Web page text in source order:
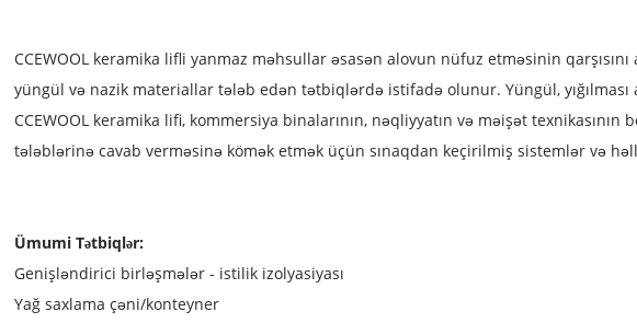
CCEWOOL keramika lifli yanmaz məhsullar əsasən alovun nüfuz etməsinin
yüngül və nazik materiallar tələb edən tətbiqlərdə istifadə olunur. Yüngül, yığılması
CCEWOOL keramika lifi, kommersiya binalarının, nəqliyyatın və məişət
tələblərinə cavab verməsinə kömək etmək üçün sınaqdan keçirilmiş sistemlər və
Ümumi Tətbiqlər:
Genişləndirici birləşmələr - istilik izolyasiyası
Yağ saxlama çəni/konteyner